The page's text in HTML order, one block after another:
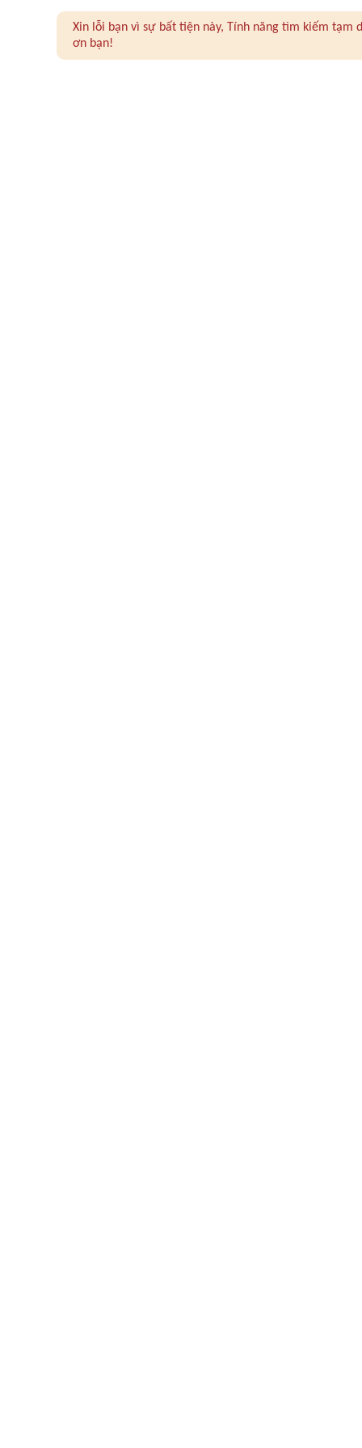
Xin lỗi bạn vì sự bất tiện này, Tính năng tìm kiếm
ơn bạn!